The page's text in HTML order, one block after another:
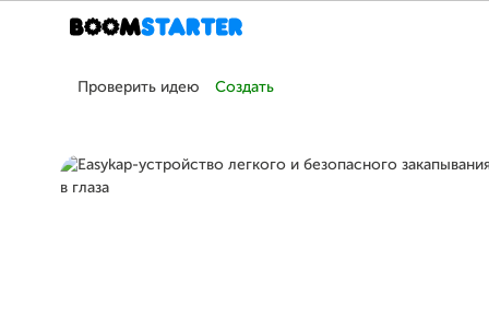
Проверить идею Создать